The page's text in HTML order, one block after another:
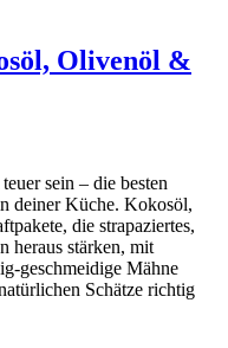
Olivenöl &
sein – die besten
deiner Küche. Kokosöl,
die strapaziertes,
heraus stärken, mit
geschmeidige Mähne
Schätze richtig